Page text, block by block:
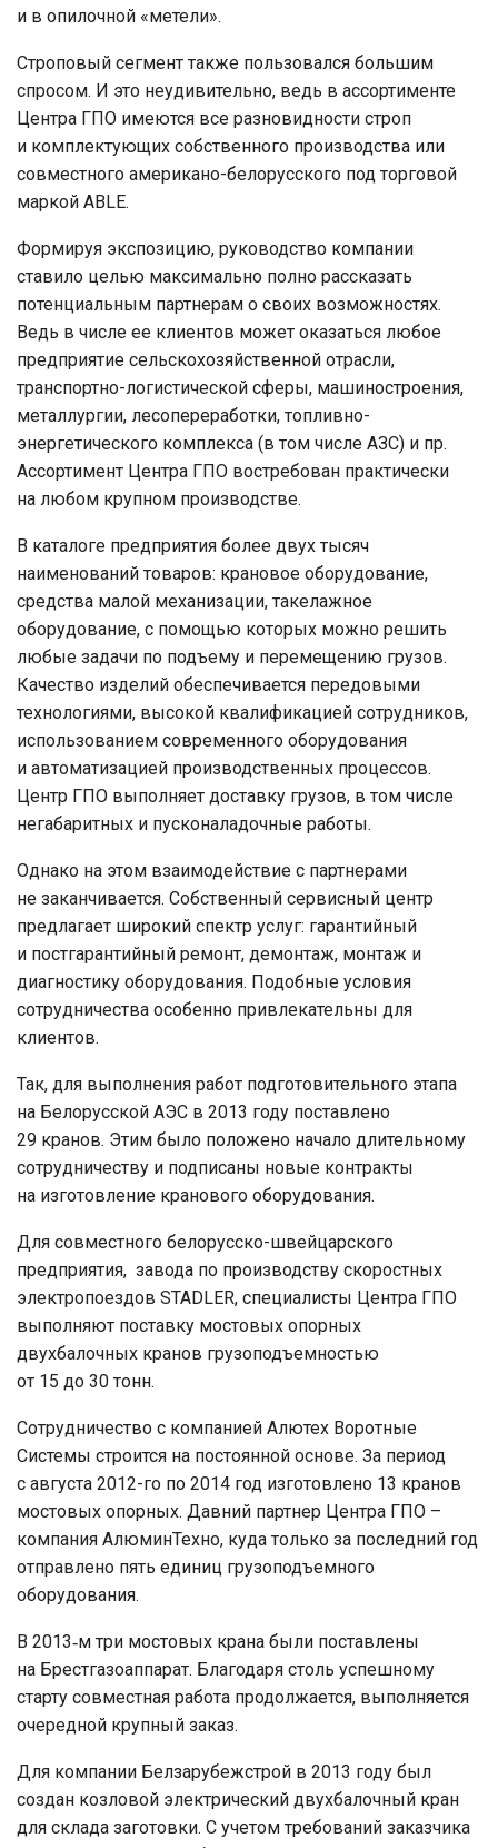
и в опилочной «метели».
Строповый сегмент также пользовался большим
спросом. И это неудивительно, ведь в ассортименте
Центра ГПО имеются все разновидности строп
и комплектующих собственного производства или
совместного американо-белорусского под торговой
маркой ABLE.
Формируя экспозицию, руководство компании
ставило целью максимально полно рассказать
потенциальным партнерам о своих возможностях.
Ведь в числе ее клиентов может оказаться любое
предприятие сельскохозяйственной отрасли,
транспортно-логистической сферы, машиностроения,
металлургии, лесопереработки, топливно-
энергетического комплекса (в том числе АЗС) и пр.
Ассортимент Центра ГПО востребован практически
на любом крупном производстве.
В каталоге предприятия более двух тысяч
наименований товаров: крановое оборудование,
средства малой механизации, такелажное
оборудование, с помощью которых можно решить
любые задачи по подъему и перемещению грузов.
Качество изделий обеспечивается передовыми
технологиями, высокой квалификацией сотрудников,
использованием современного оборудования
и автоматизацией производственных процессов.
Центр ГПО выполняет доставку грузов, в том числе
негабаритных и пусконаладочные работы.
Однако на этом взаимодействие с партнерами
не заканчивается. Собственный сервисный центр
предлагает широкий спектр услуг: гарантийный
и постгарантийный ремонт, демонтаж, монтаж и
диагностику оборудования. Подобные условия
сотрудничества особенно привлекательны для
клиентов.
Так, для выполнения работ подготовительного этапа
на Белорусской АЭС в 2013 году поставлено
29 кранов. Этим было положено начало длительному
сотрудничеству и подписаны новые контракты
на изготовление кранового оборудования.
Для совместного белорусско-швейцарского
предприятия, завода по производству скоростных
электропоездов STADLER, специалисты Центра ГПО
выполняют поставку мостовых опорных
двухбалочных кранов грузоподъемностью
от 15 до 30 тонн.
Сотрудничество с компанией Алютех Воротные
Системы строится на постоянной основе. За период
с августа 2012-го по 2014 год изготовлено 13 кранов
мостовых опорных. Давний партнер Центра ГПО –
компания АлюминТехно, куда только за последний год
отправлено пять единиц грузоподъемного
оборудования.
В 2013‑м три мостовых крана были поставлены
на Брестгазоаппарат. Благодаря столь успешному
старту совместная работа продолжается, выполняется
очередной крупный заказ.
Для компании Белзарубежстрой в 2013 году был
создан козловой электрический двухбалочный кран
для склада заготовки. С учетом требований заказчика